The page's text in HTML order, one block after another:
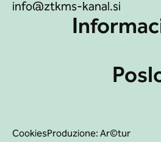
CookiesProduzione:Ar©tur